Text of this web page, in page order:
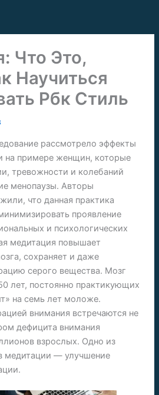
Что Это,
Научиться
Рбк Стиль
рассмотрело эффекты
на примере женщин, которые
тревожности и колебаний
менопаузы. Авторы
что данная практика
проявление
и психологических
медитация повышает
сохраняет и даже
серого вещества. Мозг
лет, постоянно практикующих
на семь лет моложе.
внимания встречаются не
дефицита внимания
взрослых. Одно из
медитации — улучшение